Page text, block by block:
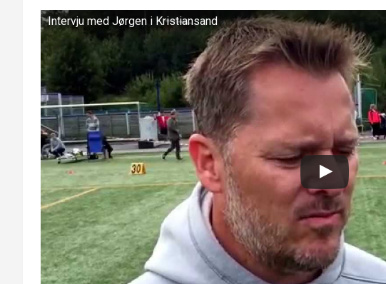
Intervju med Jørgen i Kristiansand